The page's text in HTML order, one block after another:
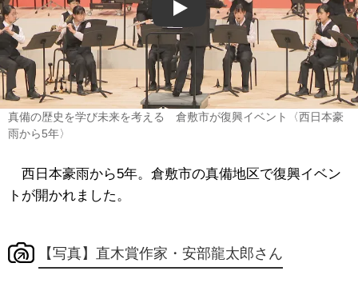
Play
真備の歴史を学び未来を考える 倉敷市が復興イベント〈西日本豪
雨から5年〉
西日本豪雨から5年。倉敷市の真備地区で復興イベン
トが開かれました。
【写真】直木賞作家・安部龍太郎さん